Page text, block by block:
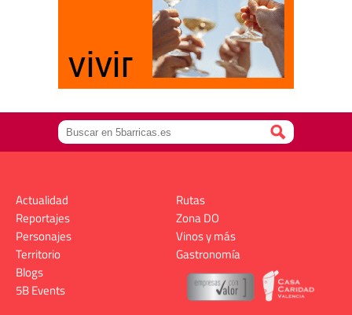
Actualidad
Reportajes
Personajes
Territorio
Rutas
Zona DO
Vinos y más
Gastronomía
Blogs
5B Events